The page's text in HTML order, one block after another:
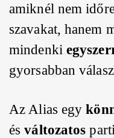
amiknél nem
szavakat, hanem
mindenki
gyorsabban
Az Alias egy
ésváltozatos